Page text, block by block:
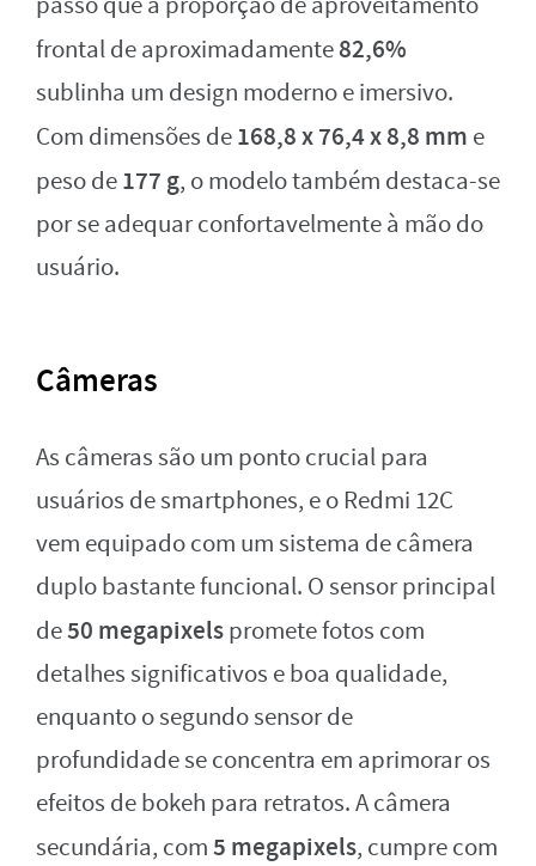
frontal de aproximadamente82,6%
sublinha um design moderno e imersivo.
Com dimensões de168,8 x 76,4 x 8,8 mm e
peso de177 g, o modelo também destaca-se
por se adequar confortavelmente à mão do
usuário.
Câmeras
As câmeras são um ponto crucial para
usuários de smartphones, e o Redmi 12C
vem equipado com um sistema de câmera
duplo bastante funcional. O sensor principal
de50 megapixelspromete fotos com
detalhes significativos e boa qualidade,
enquanto o segundo sensor de
profundidade se concentra em aprimorar os
efeitos de bokeh para retratos. A câmera
secundária, com5 megapixels, cumpre com